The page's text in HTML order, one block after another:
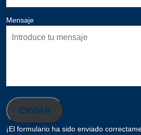
Mensaje
ENVIAR
¡El formulario ha sido enviado